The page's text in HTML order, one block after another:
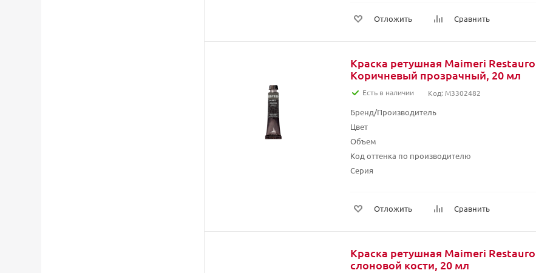
Отложить Сравнить
Краска ретушная Maimeri
Коричневый прозрачный, 20 мл
Есть в наличии Код: M3302482
Бренд/Производитель
Цвет
Объем
Код оттенка по производителю
Серия
Отложить Сравнить
Краска ретушная Maimeri
слоновой кости, 20 мл